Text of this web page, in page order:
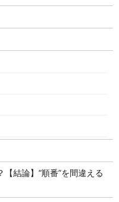
結論】“順番”を間違える